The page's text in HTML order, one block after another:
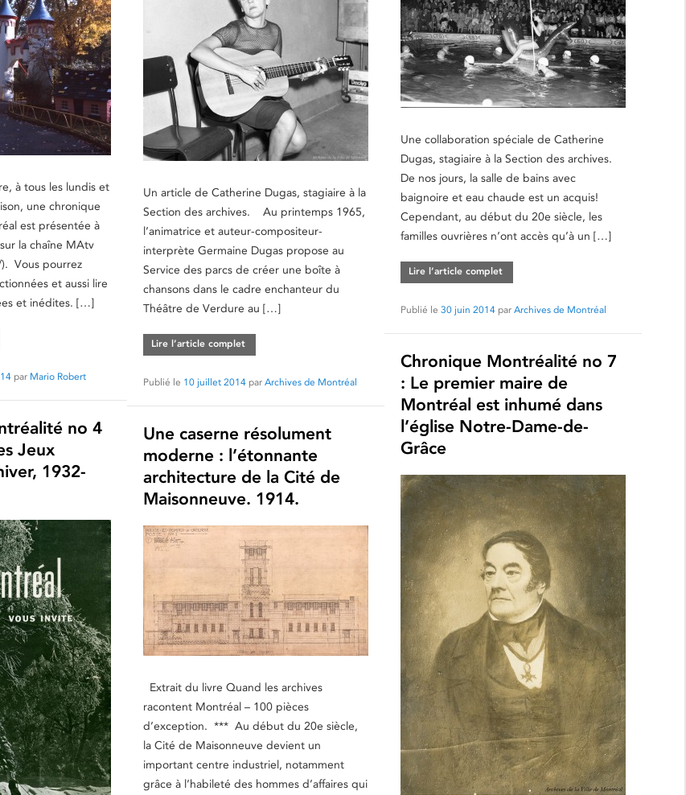
à tous les lundis et
une chronique
est présentée à
la chaîne MAtv
Vous pourrez
et aussi lire
et inédites. […]
par Mario Robert
Un article de Catherine Dugas, stagiaire à la
Section des archives. Au printemps 1965,
l’animatrice et auteur-compositeur-
interprète Germaine Dugas propose au
Service des parcs de créer une boîte à
chansons dans le cadre enchanteur du
Théâtre de Verdure au […]
Lire l’article complet
Publié le 10 juillet 2014 par Archives de Montréal
Une collaboration spéciale de Catherine
Dugas, stagiaire à la Section des archives.
De nos jours, la salle de bains avec
baignoire et eau chaude est un acquis!
Cependant, au début du 20e siècle, les
familles ouvrières n’ont accès qu’à un […]
Lire l’article complet
Publié le 30 juin 2014 par Archives de Montréal
Chronique Montréalité no 7
: Le premier maire de
Montréal est inhumé dans
l’église Notre-Dame-de-
Grâce
no 4
Jeux
1932-
Une caserne résolument
moderne : l’étonnante
architecture de la Cité de
Maisonneuve. 1914.
Extrait du livre Quand les archives
racontent Montréal – 100 pièces
d’exception. *** Au début du 20e siècle,
la Cité de Maisonneuve devient un
important centre industriel, notamment
grâce à l’habileté des hommes d’affaires qui